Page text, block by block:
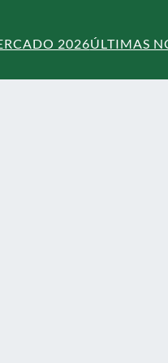
2026ÚLTIMAS